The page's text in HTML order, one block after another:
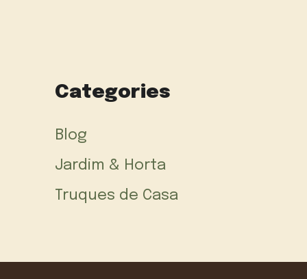
Categories
Blog
Jardim & Horta
Truques de Casa